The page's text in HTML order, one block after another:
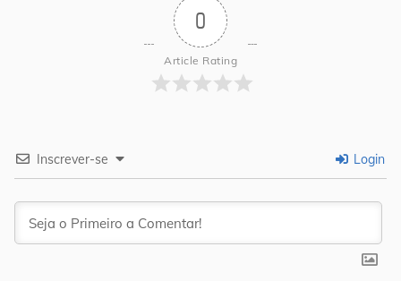
0
Article Rating
Inscrever-se Login